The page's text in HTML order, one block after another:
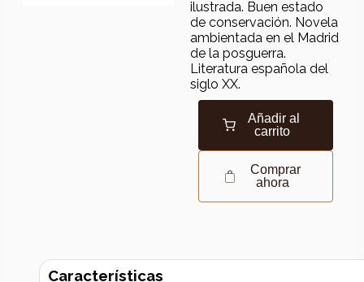
ilustrada. Buen estado
de conservación. Novela
ambientada en el Madrid
de la posguerra.
Literatura española del
siglo XX.
Añadir al
carrito
Comprar
ahora
Características